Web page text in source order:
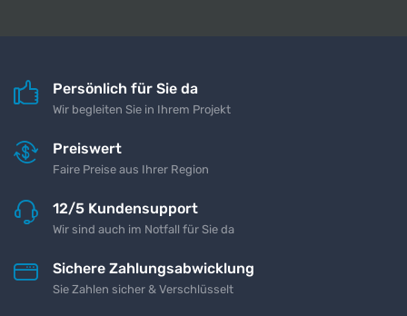
Persönlich für Sie da
Wir begleiten Sie in Ihrem Projekt
Preiswert
Faire Preise aus Ihrer Region
12/5 Kundensupport
Wir sind auch im Notfall für Sie da
Sichere Zahlungsabwicklung
Sie Zahlen sicher & Verschlüsselt